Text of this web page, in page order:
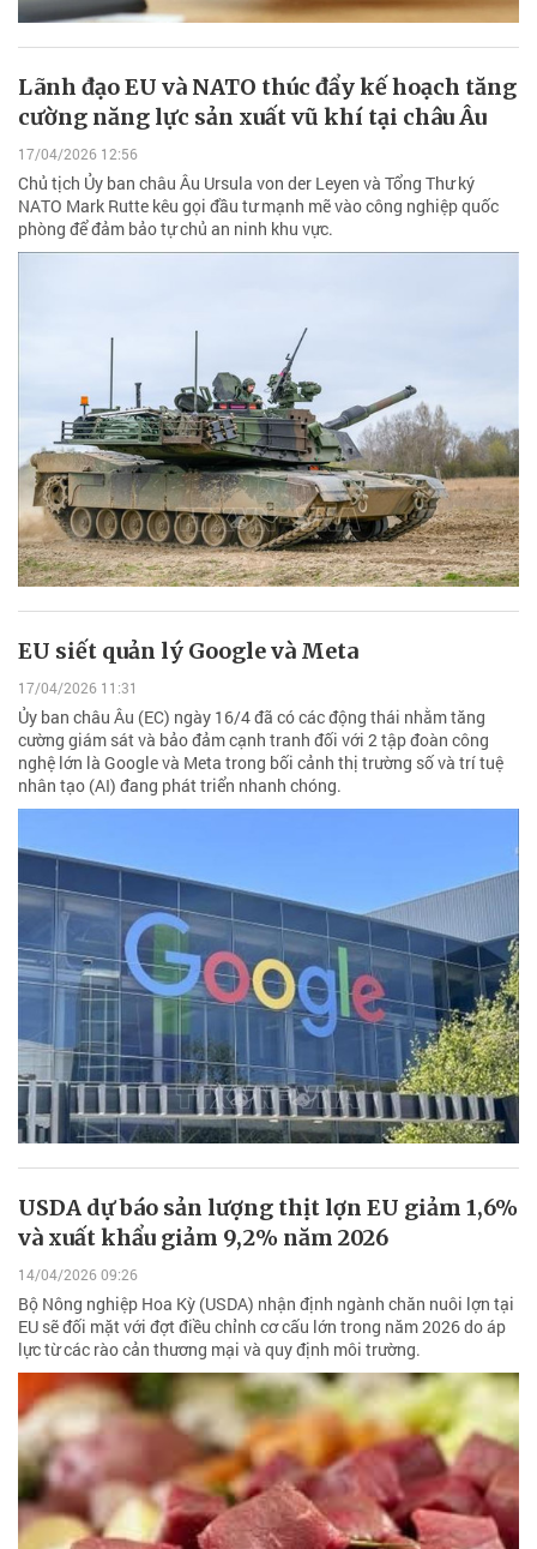
Lãnh đạo EU và NATO thúc đẩy kế hoạch tăng
cường năng lực sản xuất vũ khí tại châu Âu
17/04/2026 12:56
Chủ tịch Ủy ban châu Âu Ursula von der Leyen và Tổng Thư ký
NATO Mark Rutte kêu gọi đầu tư mạnh mẽ vào công nghiệp quốc
phòng để đảm bảo tự chủ an ninh khu vực.
EU siết quản lý Google và Meta
17/04/2026 11:31
Ủy ban châu Âu (EC) ngày 16/4 đã có các động thái nhằm tăng
cường giám sát và bảo đảm cạnh tranh đối với 2 tập đoàn công
nghệ lớn là Google và Meta trong bối cảnh thị trường số và trí tuệ
nhân tạo (AI) đang phát triển nhanh chóng.
USDA dự báo sản lượng thịt lợn EU giảm 1,6%
và xuất khẩu giảm 9,2% năm 2026
14/04/2026 09:26
Bộ Nông nghiệp Hoa Kỳ (USDA) nhận định ngành chăn nuôi lợn tại
EU sẽ đối mặt với đợt điều chỉnh cơ cấu lớn trong năm 2026 do áp
lực từ các rào cản thương mại và quy định môi trường.